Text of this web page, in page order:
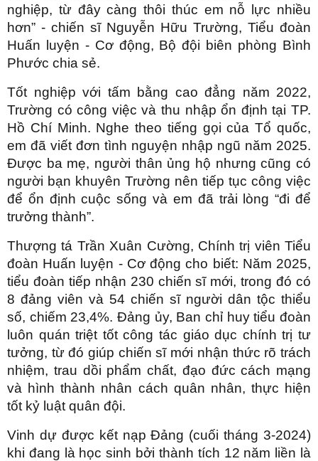
nghiệp, từ đây càng thôi thúc em nỗ lực nhiều
hơn” - chiến sĩ Nguyễn Hữu Trường, Tiểu đoàn
Huấn luyện - Cơ động, Bộ đội biên phòng Bình
Phước chia sẻ.
Tốt nghiệp với tấm bằng cao đẳng năm 2022,
Trường có công việc và thu nhập ổn định tại TP.
Hồ Chí Minh. Nghe theo tiếng gọi của Tổ quốc,
em đã viết đơn tình nguyện nhập ngũ năm 2025.
Được ba mẹ, người thân ủng hộ nhưng cũng có
người bạn khuyên Trường nên tiếp tục công việc
để ổn định cuộc sống và em đã trải lòng “đi để
trưởng thành”.
Thượng tá Trần Xuân Cường, Chính trị viên Tiểu
đoàn Huấn luyện - Cơ động cho biết: Năm 2025,
tiểu đoàn tiếp nhận 230 chiến sĩ mới, trong đó có
8 đảng viên và 54 chiến sĩ người dân tộc thiểu
số, chiếm 23,4%. Đảng ủy, Ban chỉ huy tiểu đoàn
luôn quán triệt tốt công tác giáo dục chính trị tư
tưởng, từ đó giúp chiến sĩ mới nhận thức rõ trách
nhiệm, trau dồi phẩm chất, đạo đức cách mạng
và hình thành nhân cách quân nhân, thực hiện
tốt kỷ luật quân đội.
Vinh dự được kết nạp Đảng (cuối tháng 3-2024)
khi đang là học sinh bởi thành tích 12 năm liền là